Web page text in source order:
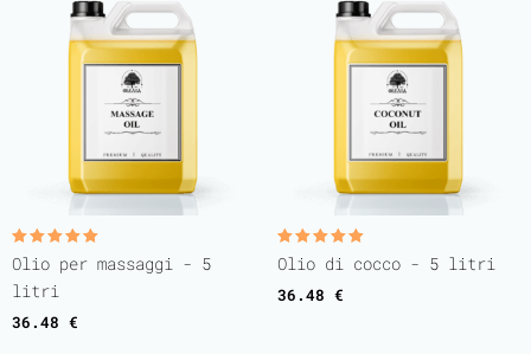
Valutato
5.00
su 5
Olio per massaggi - 5
litri
36.48 €
Valutato
5.00
Olio di cocco - 5 litri
36.48 €